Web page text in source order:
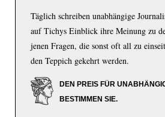
Täglich schreiben unabhängige
auf Tichys Einblick ihre Meinung zu
jenen Fragen, die sonst oft all zu
den Teppich gekehrt werden.
DEN PREIS FÜR
BESTIMMEN SIE.